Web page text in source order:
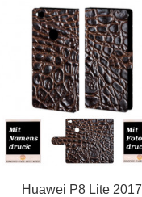
Huawei P8 Lite 2017